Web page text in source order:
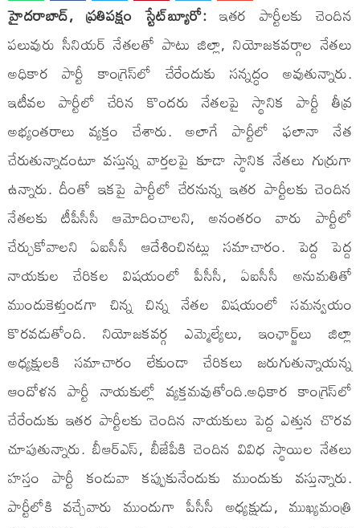
హైదరాబాద్​, ప్రతిపక్షం స్టేట్​బ్యూరో:ఇతర పార్టీలకు చెందిన
పలువురు సీనియర్​ నేతలతో పాటు జిల్లా, నియోజకవర్గాల నేతలు
అధికార పార్టీ కాంగ్రెస్​లో చేరేందుకు సన్నద్ధం అవుతున్నారు.
ఇటీవల పార్టీలో చేరిన కొందరు నేతలపై స్థానిక పార్టీ తీవ్ర
అభ్యంతరాలు వ్యక్తం చేశారు. అలాగే పార్టీలో ఫలానా నేత
చేరుతున్నాడంటూ వస్తున్న వార్తలపై కూడా స్థానిక నేతలు గుర్రుగా
ఉన్నారు. దీంతో ఇకపై పార్టీలో చేరనున్న ఇతర పార్టీలకు చెందిన
నేతలకు టీపీసీసీ ఆమోదించాలని, అనంతరం వారు పార్టీలో
చేర్చుకోవాలని ఏఐసీసీ ఆదేశించినట్లు సమాచారం. పెద్ద పెద్ద
నాయకుల చేరికల విషయంలో పీసీసీ, ఏఐసీసీ అనుమతితో
ముందుకెళ్తుండగా చిన్న చిన్న నేతల విషయంలో సమన్వయం
కొరవడుతోంది. నియోజకవర్గ ఎమ్మెల్యేలు, ఇంఛార్జ్‌లు జిల్లా
అధ్యక్షులకి సమాచారం లేకుండా చేరికలు జరుగుతున్నాయన్న
ఆందోళన పార్టీ నాయకుల్లో వ్యక్తమవుతోంది.అధికార కాంగ్రెస్‌లో
చేరేందుకు ఇతర పార్టీలకు చెందిన నాయకులు పెద్ద ఎత్తున చొరవ
చూపుతున్నారు. బీఆర్ఎస్‌, బీజేపీకి చెందిన వివిధ స్థాయిల నేతలు
హస్తం పార్టీ కండువా కప్పుకునేందుకు ముందుకు వస్తున్నారు.
పార్టీలోకి వచ్చేవారు ముందుగా పీసీసీ అధ్యక్షుడు, ముఖ్యమంత్రి